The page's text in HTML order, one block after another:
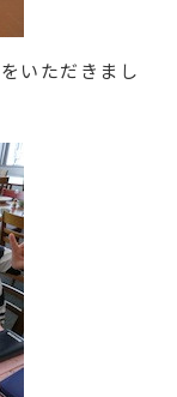
いただきまし